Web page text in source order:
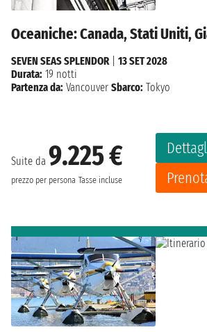
Oceaniche: Canada, Stati Uniti,
Suite da 9.225 €
prezzo per persona Tasse incluse
SEVEN SEAS SPLENDOR
13 SET 2028
Durata: 19 notti
Partenza da: Vancouver Sbarco: Tokyo